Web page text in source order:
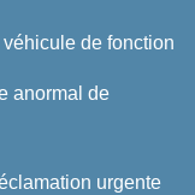
de fonction
anormal de
urgente